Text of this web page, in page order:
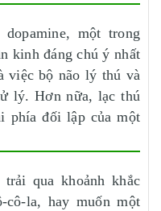
một trong
kinh đáng chú ý nhất
việc bộ não lý thú và
lý. Hơn nữa, lạc thú
phía đối lập của một
qua khoảnh khắc
cô-la, hay muốn một